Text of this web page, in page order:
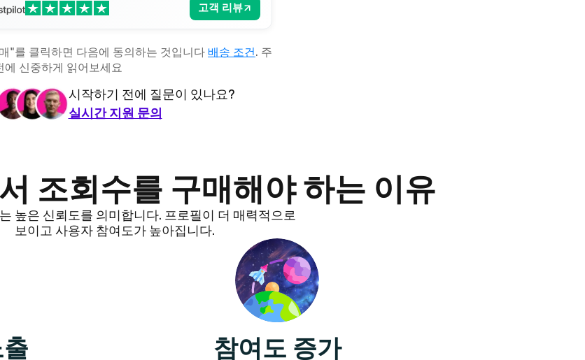
고객 리뷰
"를 클릭하면 다음에 동의하는 것입니다 배송 조건. 주
에 신중하게 읽어보세요
시작하기 전에 질문이 있나요?
실시간 지원 문의
조회수를 구매해야 하는 이유
높은 신뢰도를 의미합니다. 프로필이 더 매력적으로
보이고 사용자 참여도가 높아집니다.
참여도 증가